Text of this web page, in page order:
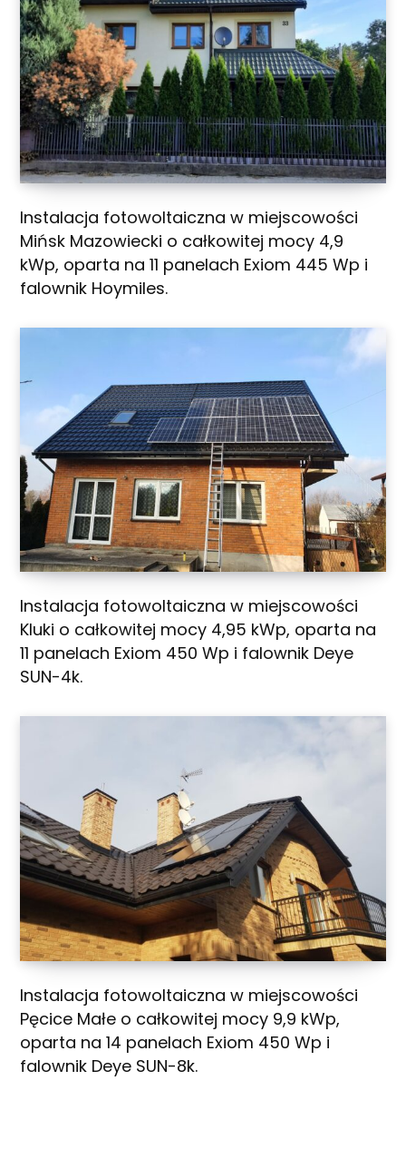
Instalacja fotowoltaiczna w miejscowości
Mińsk Mazowiecki o całkowitej mocy 4,9
kWp, oparta na 11 panelach Exiom 445 Wp i
falownik Hoymiles.
Instalacja fotowoltaiczna w miejscowości
Kluki o całkowitej mocy 4,95 kWp, oparta na
11 panelach Exiom 450 Wp i falownik Deye
SUN-4k.
Instalacja fotowoltaiczna w miejscowości
Pęcice Małe o całkowitej mocy 9,9 kWp,
oparta na 14 panelach Exiom 450 Wp i
falownik Deye SUN-8k.